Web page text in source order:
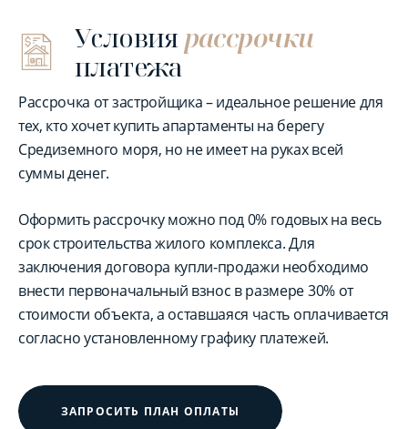
Условиярассрочки
платежа
Рассрочка от застройщика – идеальное решение для
тех, кто хочет купить апартаменты на берегу
Средиземного моря, но не имеет на руках всей
суммы денег.
Оформить рассрочку можно под 0% годовых на весь
срок строительства жилого комплекса. Для
заключения договора купли-продажи необходимо
внести первоначальный взнос в размере 30% от
стоимости объекта, а оставшаяся часть оплачивается
согласно установленному графику платежей.
ЗАПРОСИТЬ ПЛАН ОПЛАТЫ